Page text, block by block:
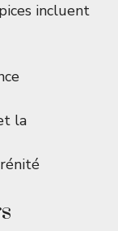
incluent
la